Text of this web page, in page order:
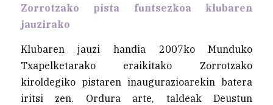
Zorrotzako pista funtsezkoa klubaren
jauzirako
Klubaren jauzi handia 2007ko Munduko
Txapelketarako eraikitako Zorrotzako
kiroldegiko pistaren inaugurazioarekin batera
iritsi zen. Ordura arte, taldeak Deustun